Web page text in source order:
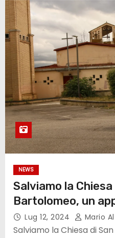
NEWS
Salviamo la Chiesa
Bartolomeo, un
Lug 12, 2024 Mario
Salviamo la Chiesa di